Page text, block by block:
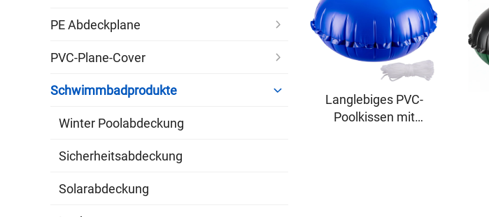
PE Abdeckplane
PVC-Plane-Cover
Schwimmbadprodukte
Winter Poolabdeckung
Sicherheitsabdeckung
Solarabdeckung
Langlebiges PVC-
Poolkissen mit